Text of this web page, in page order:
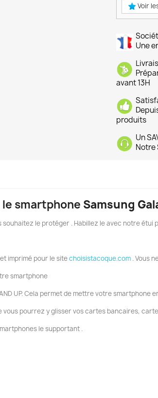
Voir
Une
avant 13H
produits
Un
Notre
smartphone Samsung
souhaitez le protéger . Habillez le avec notre étui
imprimé pour le sitechoisistacoque.com . Vous
smartphone
UP. Cela permet de mettre votre
pourrez y glisser vos cartes bancaires,
le supportant .